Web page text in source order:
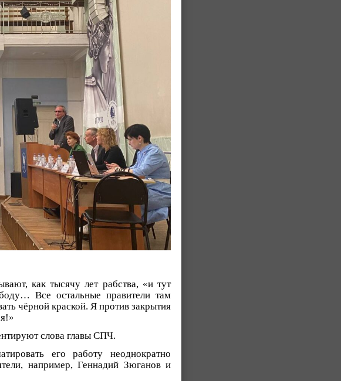
как тысячу лет рабства, «и тут
Все остальные правители там
чёрной краской. Я против закрытия
слова главы СПЧ.
его работу неоднократно
например, Геннадий Зюганов и